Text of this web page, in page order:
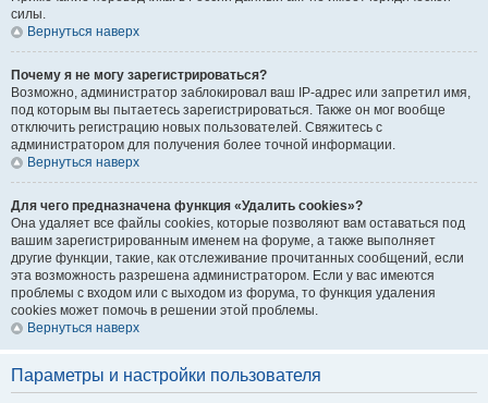
силы.
Вернуться наверх
Почему я не могу зарегистрироваться?
Возможно, администратор заблокировал ваш IP-адрес или запретил имя,
под которым вы пытаетесь зарегистрироваться. Также он мог вообще
отключить регистрацию новых пользователей. Свяжитесь с
администратором для получения более точной информации.
Вернуться наверх
Для чего предназначена функция «Удалить cookies»?
Она удаляет все файлы cookies, которые позволяют вам оставаться под
вашим зарегистрированным именем на форуме, а также выполняет
другие функции, такие, как отслеживание прочитанных сообщений, если
эта возможность разрешена администратором. Если у вас имеются
проблемы с входом или с выходом из форума, то функция удаления
cookies может помочь в решении этой проблемы.
Вернуться наверх
Параметры и настройки пользователя